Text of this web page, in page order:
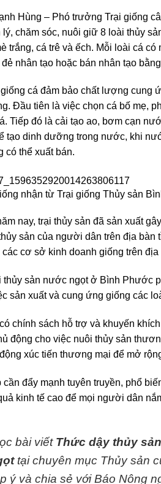
Hùng – Phó trưởng Trại giống
chăm sóc, nuôi giữ 8 loài thủy
trắng, cá trê và ếch. Mỗi loài cá
nhân tạo hoặc bán nhân tạo
cá đảm bảo chất lượng cung
Đầu tiên là việc chọn cá bố mẹ,
Tiếp đó là cải tạo ao, bơm cạn
tạo dinh dưỡng trong nước, khi
có thể xuất bán.
nhận từ Trại giống Thủy sản
nay, trại thủy sản đã sản xuất
sản của người dân trên địa
cơ sở kinh doanh giống trên địa
thủy sản nước ngọt ở Bình Phước
sản xuất và cung ứng giống các
chính sách hỗ trợ và khuyến
động cho việc nuôi thủy sản
xúc tiến thương mại để mở
đẩy mạnh tuyên truyền, phổ
kinh tế cao để mọi người dân
bài viết Thức dậy thủy
tại chuyên mục Thủy sản
ý và chia sẻ với Báo Nông